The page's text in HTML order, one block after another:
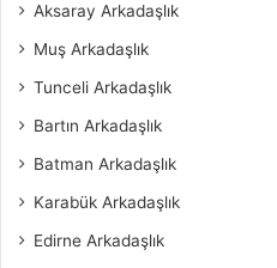
Aksaray Arkadaşlık
Muş Arkadaşlık
Tunceli Arkadaşlık
Bartın Arkadaşlık
Batman Arkadaşlık
Karabük Arkadaşlık
Edirne Arkadaşlık